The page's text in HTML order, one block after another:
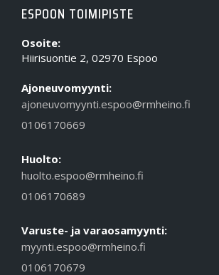
ESPOON TOIMIPISTE
Osoite:
Hiirisuontie 2, 02970 Espoo
Ajoneuvomyynti:
ajoneuvomyynti.espoo@rmheino.fi
0106170669
Huolto:
huolto.espoo@rmheino.fi
0106170689
Varuste- ja varaosamyynti:
myynti.espoo@rmheino.fi
0106170679